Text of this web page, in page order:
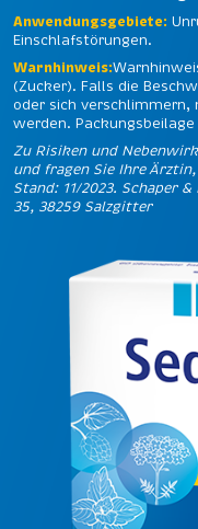
Anwendungsgebiete:
Einschlafstörungen.
Warnhinweis:
(Zucker). Falls die
oder sich
werden.
Zu Risiken und
und fragen Sie Ihre
Stand: 11/2023. Schaper
35, 38259 Salzgitter